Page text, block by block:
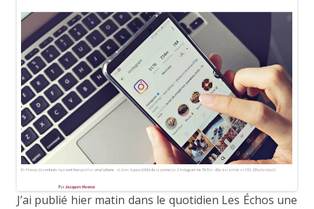
J’ai publié hier matin dans le quotidien Les Échos une